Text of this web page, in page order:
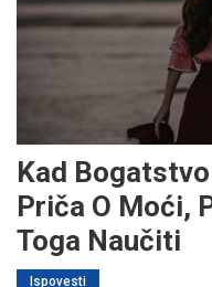
Kad
Priča O Moći,
Toga Naučiti
Ispovesti